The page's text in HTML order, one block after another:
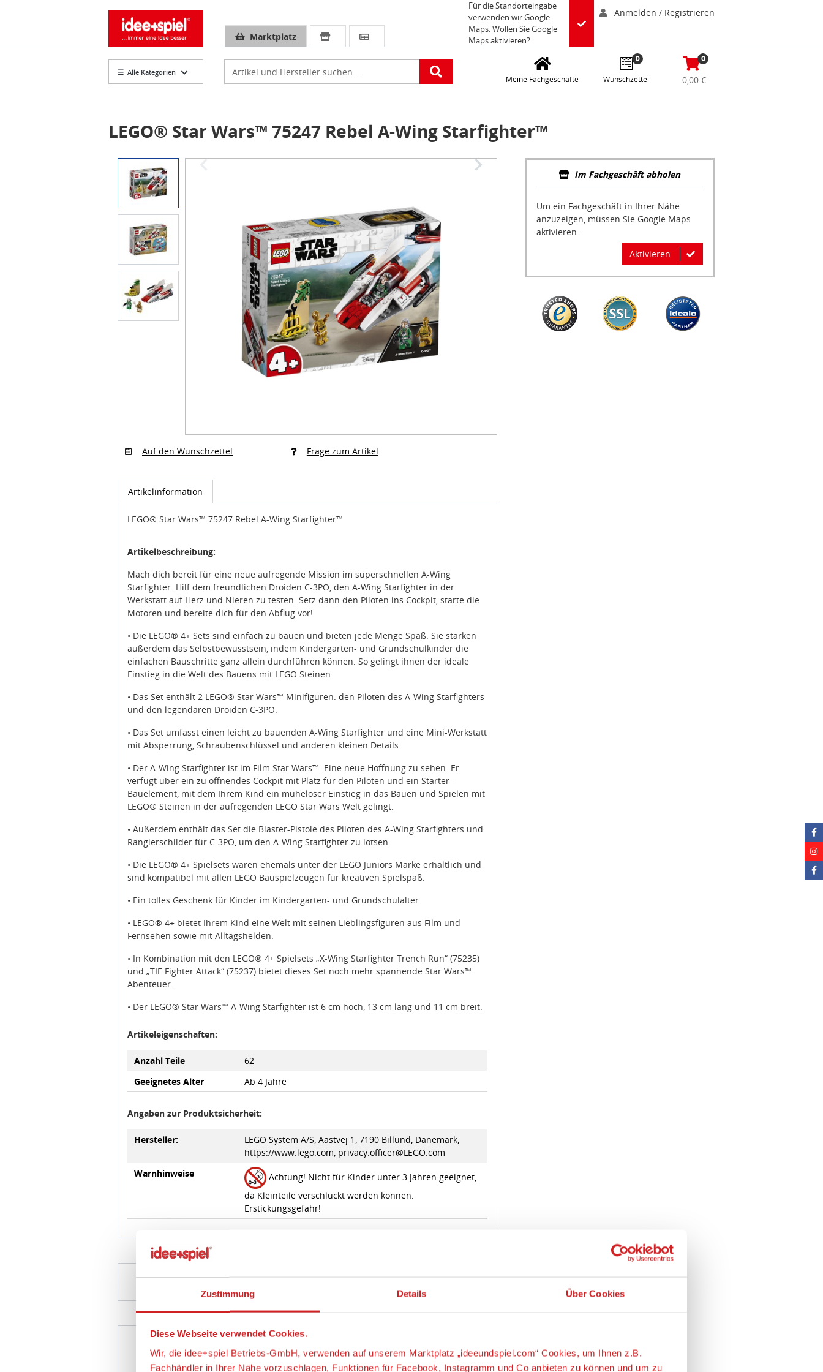
Zustimmung Details Über Cookies
Diese Webseite verwendet Cookies.
Wir, die idee+spiel Betriebs-GmbH, verwenden auf unserem Marktplatz „ideeundspiel.com“ Cookies, um Ihnen z.B.
Fachhändler in Ihrer Nähe vorzuschlagen, Funktionen für Facebook, Instagramm und Co anbieten zu können und um zu
Marktplatz
Für die Standorteingabe
verwenden wir Google
Maps. Wollen Sie Google
Maps aktivieren?
Anmelden / Registrieren
Alle Kategorien
Meine Fachgeschäfte
0
Wunschzettel
0
0,00 €
LEGO® Star Wars™ 75247 Rebel A-Wing Starfighter™
Auf den Wunschzettel Frage zum Artikel
Artikelinformation
LEGO® Star Wars™ 75247 Rebel A-Wing Starfighter™
Artikelbeschreibung:
Mach dich bereit für eine neue aufregende Mission im superschnellen A-Wing
Starfighter. Hilf dem freundlichen Droiden C-3PO, den A-Wing Starfighter in der
Werkstatt auf Herz und Nieren zu testen. Setz dann den Piloten ins Cockpit, starte die
Motoren und bereite dich für den Abflug vor!
• Die LEGO® 4+ Sets sind einfach zu bauen und bieten jede Menge Spaß. Sie stärken
außerdem das Selbstbewusstsein, indem Kindergarten- und Grundschulkinder die
einfachen Bauschritte ganz allein durchführen können. So gelingt ihnen der ideale
Einstieg in die Welt des Bauens mit LEGO Steinen.
• Das Set enthält 2 LEGO® Star Wars™ Minifiguren: den Piloten des A-Wing Starfighters
und den legendären Droiden C-3PO.
• Das Set umfasst einen leicht zu bauenden A-Wing Starfighter und eine Mini-Werkstatt
mit Absperrung, Schraubenschlüssel und anderen kleinen Details.
• Der A-Wing Starfighter ist im Film Star Wars™: Eine neue Hoffnung zu sehen. Er
verfügt über ein zu öffnendes Cockpit mit Platz für den Piloten und ein Starter-
Bauelement, mit dem Ihrem Kind ein müheloser Einstieg in das Bauen und Spielen mit
LEGO® Steinen in der aufregenden LEGO Star Wars Welt gelingt.
• Außerdem enthält das Set die Blaster-Pistole des Piloten des A-Wing Starfighters und
Rangierschilder für C-3PO, um den A-Wing Starfighter zu lotsen.
• Die LEGO® 4+ Spielsets waren ehemals unter der LEGO Juniors Marke erhältlich und
sind kompatibel mit allen LEGO Bauspielzeugen für kreativen Spielspaß.
• Ein tolles Geschenk für Kinder im Kindergarten- und Grundschulalter.
• LEGO® 4+ bietet Ihrem Kind eine Welt mit seinen Lieblingsfiguren aus Film und
Fernsehen sowie mit Alltagshelden.
• In Kombination mit den LEGO® 4+ Spielsets „X-Wing Starfighter Trench Run“ (75235)
und „TIE Fighter Attack“ (75237) bietet dieses Set noch mehr spannende Star Wars™
Abenteuer.
• Der LEGO® Star Wars™ A-Wing Starfighter ist 6 cm hoch, 13 cm lang und 11 cm breit.
Artikeleigenschaften:
Anzahl Teile
62
Geeignetes Alter
Ab 4 Jahre
Angaben zur Produktsicherheit:
Hersteller:
LEGO System A/S, Aastvej 1, 7190 Billund, Dänemark,
https://www.lego.com, privacy.officer@LEGO.com
Warnhinweise
Achtung! Nicht für Kinder unter 3 Jahren geeignet,
da Kleinteile verschluckt werden können.
Erstickungsgefahr!
Empfänger
Im Fachgeschäft abholen
Um ein Fachgeschäft in Ihrer Nähe
anzuzeigen, müssen Sie Google Maps
aktivieren.
Aktivieren